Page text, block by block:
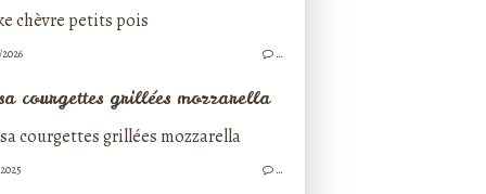
…
courgettes grillées mozzarella
…